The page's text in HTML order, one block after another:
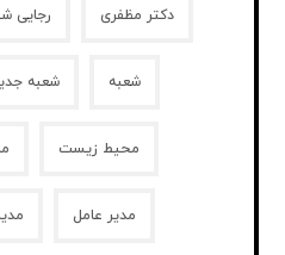
دکتر مظفری رجایی
شعبه شعبه
محیط زیست
مدیر عامل